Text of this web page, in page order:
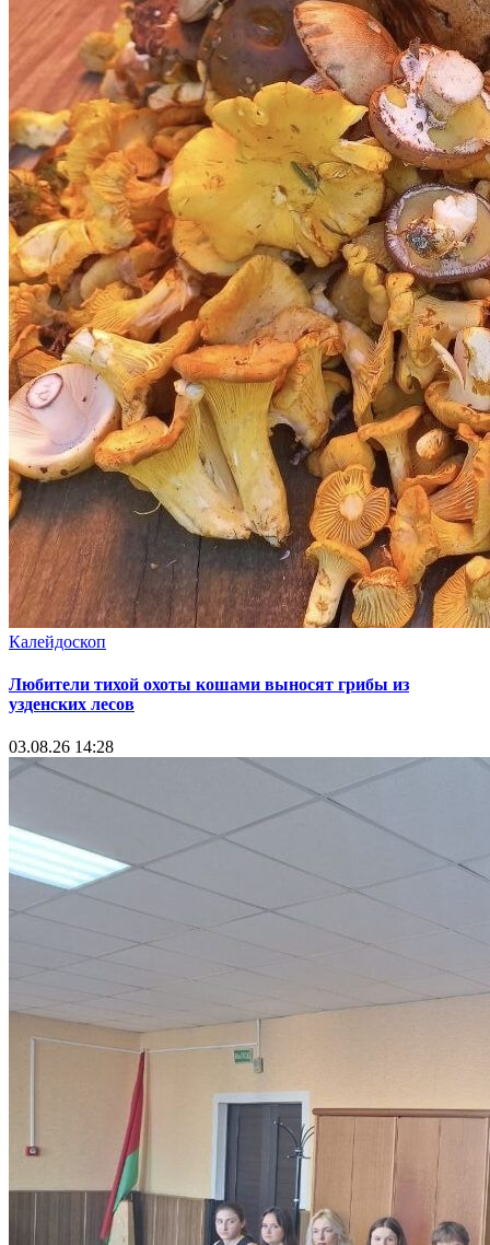
Калейдоскоп
Любители тихой охоты кошами выносят грибы из
узденских лесов
03.08.26 14:28